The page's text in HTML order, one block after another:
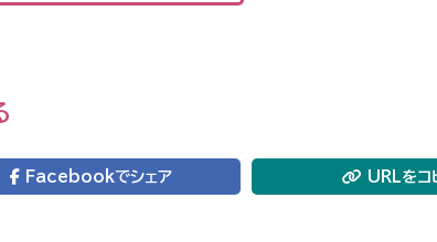
Facebookでシェア URLをコ